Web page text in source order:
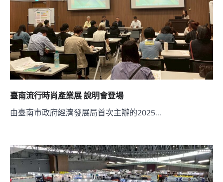
臺南流行時尚產業展 說明會登場
由臺南市政府經濟發展局首次主辦的2025…